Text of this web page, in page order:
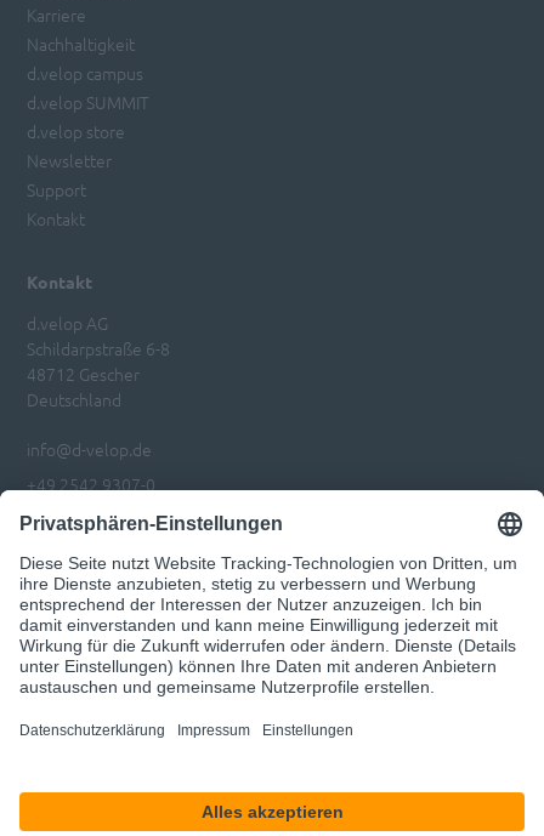
Kontakt
d.velop AG
Schildarpstraße 6-8
48712 Gescher
Deutschland
info@d-velop.de
+49 2542 9307-0
Karriere
Nachhaltigkeit
d.velop campus
d.velop SUMMIT
d.velop store
Newsletter
Support
Kontakt
Impressum